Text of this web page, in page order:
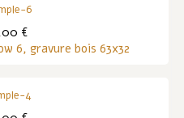
€
6, gravure bois 63x32